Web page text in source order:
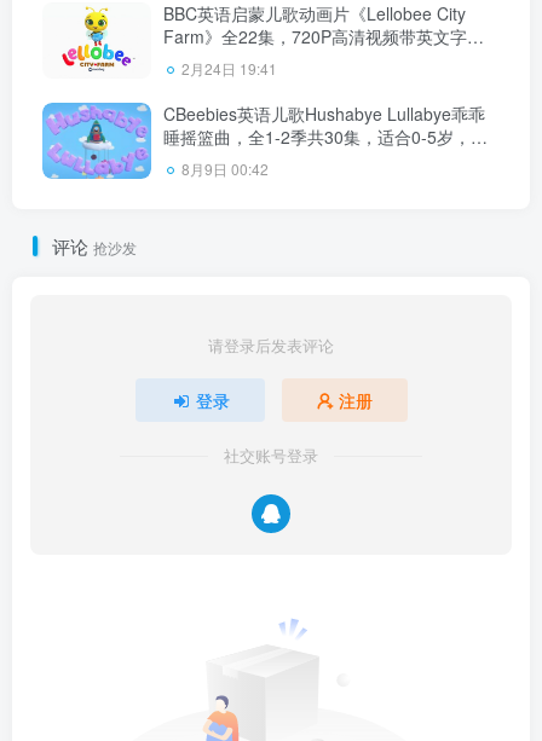
BBC英语启蒙儿歌动画片《Lellobee City
Farm》全22集，720P高清视频带英文字
幕，百度网盘下载！
2月24日 19:41
CBeebies英语儿歌Hushabye Lullabye乖乖
睡摇篮曲，全1-2季共30集，适合0-5岁，
1080P高清视频带英文字幕，带配套音频
MP3，百度网盘下载！
8月9日 00:42
评论 抢沙发
请登录后发表评论
登录 注册
社交账号登录